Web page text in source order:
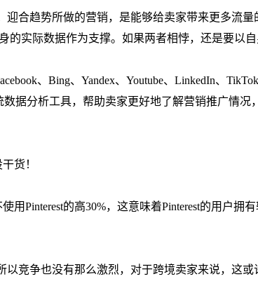
迎合趋势所做的营销，是能够给卖家带来更多流
实际数据作为支撑。如果两者相悖，还是要以自
、Bing、Yandex、Youtube、LinkedIn、TikTok
据分析工具，帮助卖家更好地了解营销推广情况
用Pinterest的高30%，这意味着Pinterest的用户拥
以竞争也没有那么激烈，对于跨境卖家来说，这或